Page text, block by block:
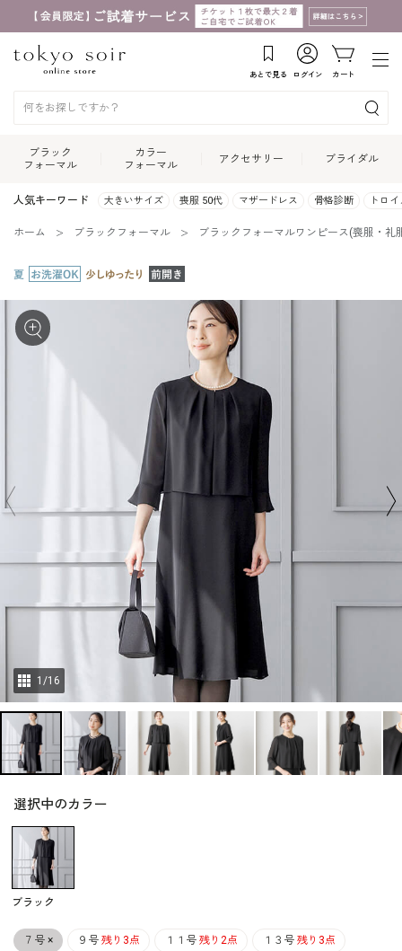
あとで見る ログイン カート
ブラック
フォーマル
カラー
フォーマル
アクセサリー ブライダル
人気キーワード 大きいサイズ 喪服 50代 マザードレス 骨格診断 トロ
ホーム ブラックフォーマル ブラックフォーマルワンピース(喪服・礼
1 /16
選択中のカラー
ブラック
７号 × ９号 残り3点 １１号 残り2点 １３号 残り3点